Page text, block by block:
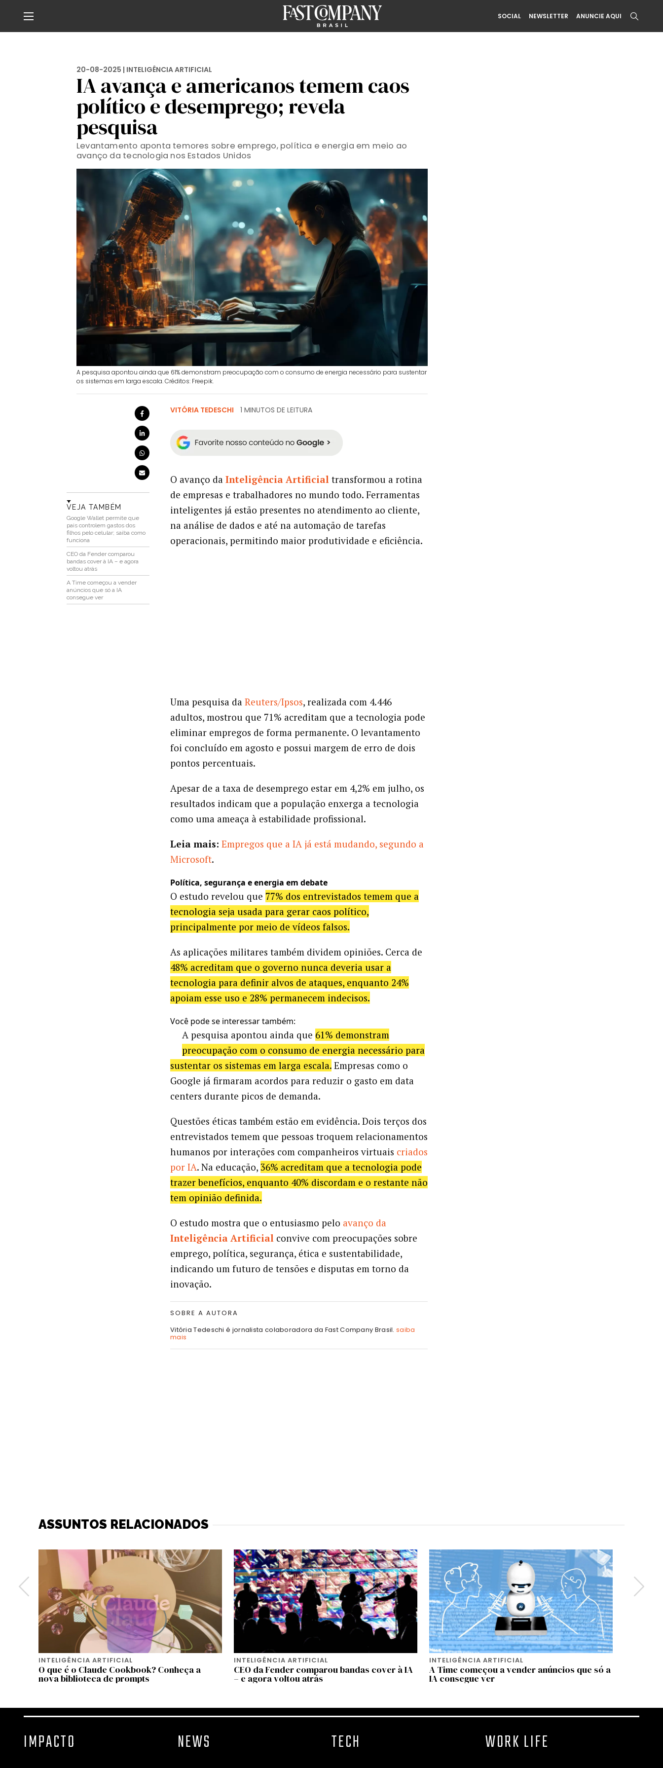
SOCIAL NEWSLETTER ANUNCIE AQUI
20-08-2025 | INTELIGÊNCIA ARTIFICIAL
IA avança e americanos temem caos
político e desemprego; revela
pesquisa
Levantamento aponta temores sobre emprego, política e energia em meio ao
avanço da tecnologia nos Estados Unidos
A pesquisa apontou ainda que 61% demonstram preocupação com o consumo de energia necessário para sustentar
os sistemas em larga escala. Créditos: Freepik.
VEJA TAMBÉM
Google Wallet permite que
pais controlem gastos dos
filhos pelo celular; saiba como
funciona
CEO da Fender comparou
bandas cover à IA – e agora
voltou atrás
A Time começou a vender
anúncios que só a IA
consegue ver
VITÓRIA TEDESCHI 1 MINUTOS DE LEITURA
O avanço da Inteligência Artificialtransformou a rotina
de empresas e trabalhadores no mundo todo. Ferramentas
inteligentes já estão presentes no atendimento ao cliente,
na análise de dados e até na automação de tarefas
operacionais, permitindo maior produtividade e eficiência.
Uma pesquisa da Reuters/Ipsos, realizada com 4.446
adultos, mostrou que 71% acreditam que a tecnologia pode
eliminar empregos de forma permanente. O levantamento
foi concluído em agosto e possui margem de erro de dois
pontos percentuais.
Apesar de a taxa de desemprego estar em 4,2% em julho, os
resultados indicam que a população enxerga a tecnologia
como uma ameaça à estabilidade profissional.
Leia mais: Empregos que a IA já está mudando, segundo a
Microsoft.
Política, segurança e energia em debate
O estudo revelou que 77% dos entrevistados temem que a
tecnologia seja usada para gerar caos político,
principalmente por meio de vídeos falsos.
As aplicações militares também dividem opiniões. Cerca de
48% acreditam que o governo nunca deveria usar a
tecnologia para definir alvos de ataques, enquanto 24%
apoiam esse uso e 28% permanecem indecisos.
Você pode se interessar também:
A pesquisa apontou ainda que 61% demonstram
preocupação com o consumo de energia necessário para
sustentar os sistemas em larga escala.Empresas como o
Google já firmaram acordos para reduzir o gasto em data
centers durante picos de demanda.
Questões éticas também estão em evidência. Dois terços dos
entrevistados temem que pessoas troquem relacionamentos
humanos por interações com companheiros virtuais criados
por IA. Na educação, 36% acreditam que a tecnologia pode
trazer benefícios, enquanto 40% discordam e o restante não
tem opinião definida.
O estudo mostra que o entusiasmo pelo avanço da
Inteligência Artificialconvive com preocupações sobre
emprego, política, segurança, ética e sustentabilidade,
indicando um futuro de tensões e disputas em torno da
inovação.
SOBRE A AUTORA
Vitória Tedeschi é jornalista colaboradora da Fast Company Brasil.saiba
mais
ASSUNTOS RELACIONADOS
INTELIGÊNCIA ARTIFICIAL
O que é o Claude Cookbook? Conheça a
nova biblioteca de prompts
INTELIGÊNCIA ARTIFICIAL
CEO da Fender comparou bandas cover à IA
– e agora voltou atrás
INTELIGÊNCIA ARTIFICIAL
A Time começou a vender anúncios que só a
IA consegue ver
IMPACTO NEWS TECH WORK LIFE